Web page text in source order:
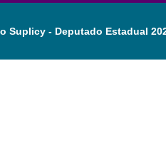
Suplicy - Deputado Estadual